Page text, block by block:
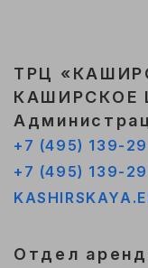
ТРЦ
КАШИРСКОЕ
+7 (495) 139-
+7 (495) 139-
Отдел